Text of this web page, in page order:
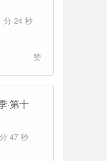
分 24 秒
赞
·第十
47 秒